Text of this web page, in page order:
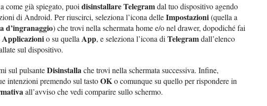
come già spiegato, puoidisinstallare Telegramdal tuo dispositivo agendo
di Android. Per riuscirci, seleziona l’icona delleImpostazioni(quella a
d’ingranaggio) che trovi nella schermata home e/o nel drawer, dopodiché fai
Applicazionio su quellaApp, e seleziona l’icona diTelegramdall’elenco
sul dispositivo.
sul pulsanteDisinstallache trovi nella schermata successiva. Infine,
intenzioni premendo sul tastoOKo comunque su quello per rispondere in
all’avviso che vedi comparire sullo schermo.